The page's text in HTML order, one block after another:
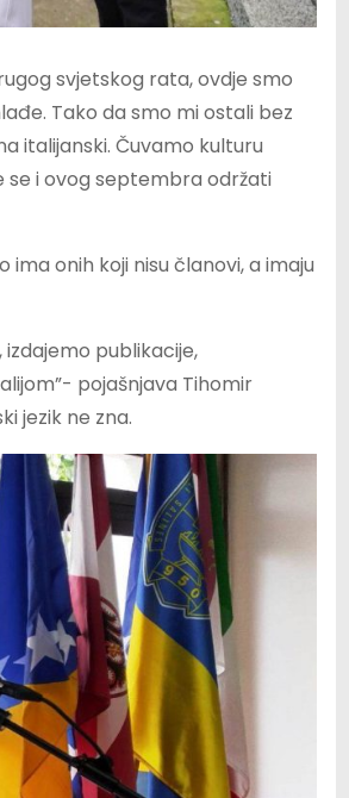
svjetskog rata, ovdje smo
Tako da smo mi ostali bez
italijanski. Čuvamo kulturu
se i ovog septembra održati
ima onih koji nisu članovi, a imaju
izdajemo publikacije,
pojašnjava Tihomir
jezik ne zna.